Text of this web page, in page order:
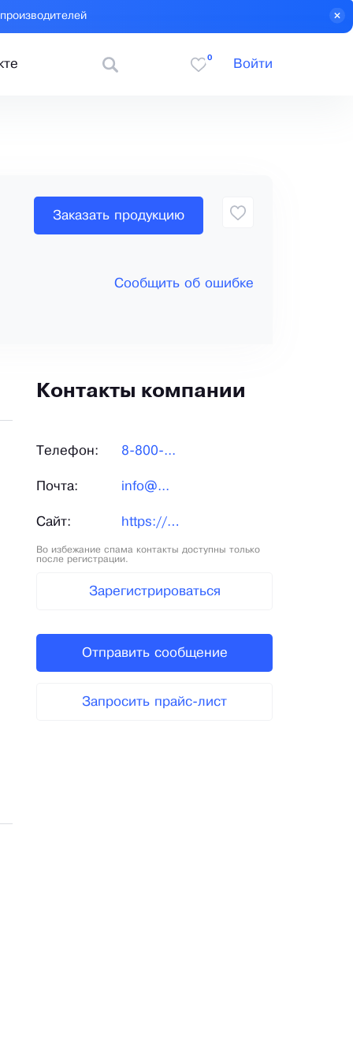
0
Войти
Заказать продукцию
Сообщить об ошибке
Контакты компании
Телефон: 8-800-...
Почта: info@...
Сайт: https://hps-agro.ru/
Во избежание спама контакты доступны только
после регистрации.
Зарегистрироваться
Отправить сообщение
Запросить прайс-лист